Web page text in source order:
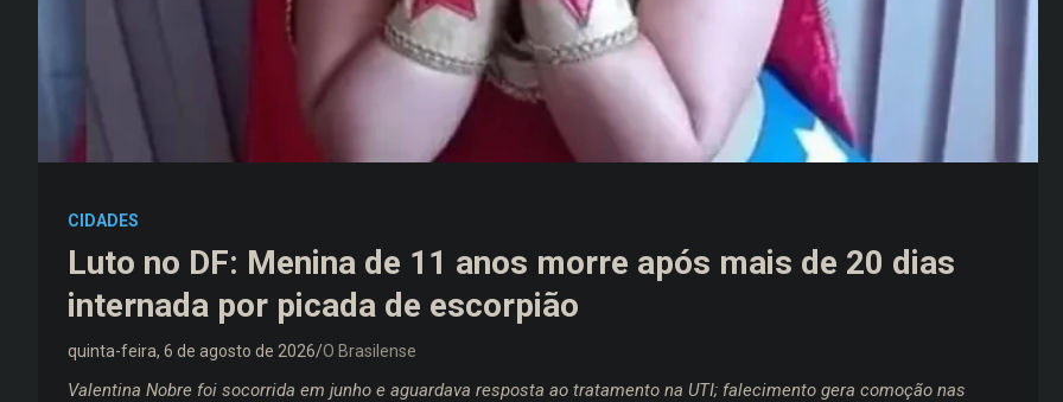
CIDADES
Luto no DF: Menina de 11 anos morre após mais de 20 dias
internada por picada de escorpião
quinta-feira, 6 de agosto de 2026 O Brasilense
Valentina Nobre foi socorrida em junho e aguardava resposta ao tratamento na UTI; falecimento gera comoção nas